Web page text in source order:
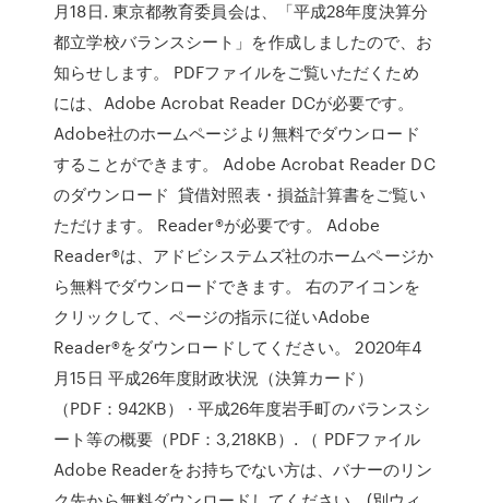
月18日. 東京都教育委員会は、「平成28年度決算分
都立学校バランスシート」を作成しましたので、お
知らせします。 PDFファイルをご覧いただくため
には、Adobe Acrobat Reader DCが必要です。
Adobe社のホームページより無料でダウンロード
することができます。 Adobe Acrobat Reader DC
のダウンロード 貸借対照表・損益計算書をご覧い
ただけます。 Reader®が必要です。 Adobe
Reader®は、アドビシステムズ社のホームページか
ら無料でダウンロードできます。 右のアイコンを
クリックして、ページの指示に従いAdobe
Reader®をダウンロードしてください。 2020年4
月15日 平成26年度財政状況（決算カード）
（PDF：942KB） · 平成26年度岩手町のバランスシ
ート等の概要（PDF：3,218KB）. （ PDFファイル
Adobe Readerをお持ちでない方は、バナーのリン